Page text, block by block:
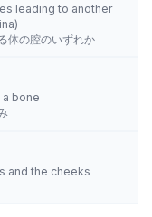
leading to another
体の腔のいずれか
a bone
and the cheeks